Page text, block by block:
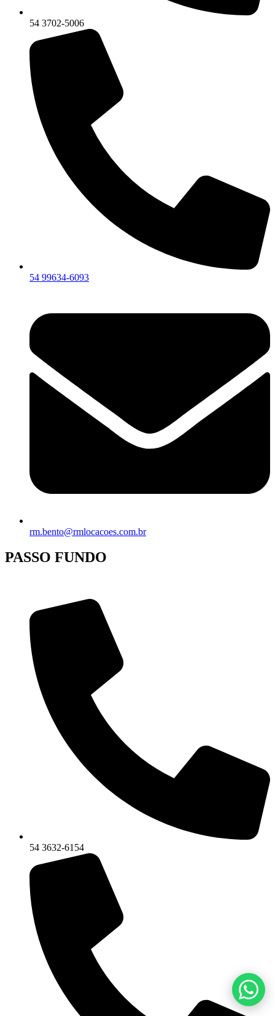
54 3702-5006
54 99634‑6093‬
rm.bento@rmlocacoes.com.br
PASSO FUNDO
54 3632-6154